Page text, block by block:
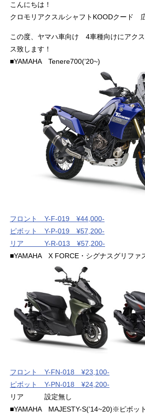
こんにちは！
クロモリアクスルシャフトKOODクード
この度、ヤマハ車向け 4車種向けにアク
ス致します！
■YAMAHA Tenere700(’20~)
フロント Y-F-019 ¥44,000-
ピボット Y-P-019 ¥57,200-
リア Y-R-013 ¥57,200-
■YAMAHA X FORCE・シグナスグリファ
フロント Y-FN-018 ¥23,100-
ピボット Y-PN-018 ¥24,200-
リア 設定無し
■YAMAHA MAJESTY-S(’14~20)※ピボッ